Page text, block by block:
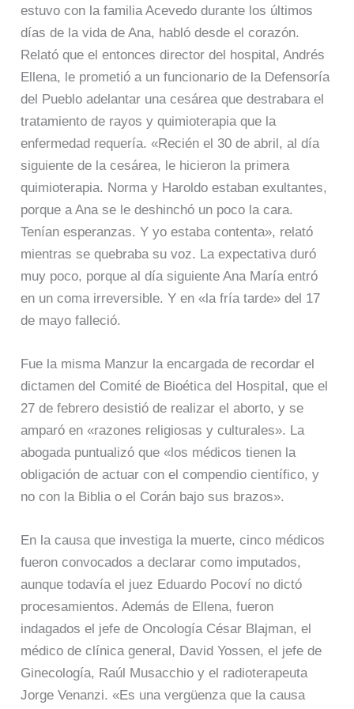
estuvo con la familia Acevedo durante los últimos
días de la vida de Ana, habló desde el corazón.
Relató que el entonces director del hospital, Andrés
Ellena, le prometió a un funcionario de la Defensoría
del Pueblo adelantar una cesárea que destrabara el
tratamiento de rayos y quimioterapia que la
enfermedad requería. «Recién el 30 de abril, al día
siguiente de la cesárea, le hicieron la primera
quimioterapia. Norma y Haroldo estaban exultantes,
porque a Ana se le deshinchó un poco la cara.
Tenían esperanzas. Y yo estaba contenta», relató
mientras se quebraba su voz. La expectativa duró
muy poco, porque al día siguiente Ana María entró
en un coma irreversible. Y en «la fría tarde» del 17
de mayo falleció.
Fue la misma Manzur la encargada de recordar el
dictamen del Comité de Bioética del Hospital, que el
27 de febrero desistió de realizar el aborto, y se
amparó en «razones religiosas y culturales». La
abogada puntualizó que «los médicos tienen la
obligación de actuar con el compendio científico, y
no con la Biblia o el Corán bajo sus brazos».
En la causa que investiga la muerte, cinco médicos
fueron convocados a declarar como imputados,
aunque todavía el juez Eduardo Pocoví no dictó
procesamientos. Además de Ellena, fueron
indagados el jefe de Oncología César Blajman, el
médico de clínica general, David Yossen, el jefe de
Ginecología, Raúl Musacchio y el radioterapeuta
Jorge Venanzi. «Es una vergüenza que la causa